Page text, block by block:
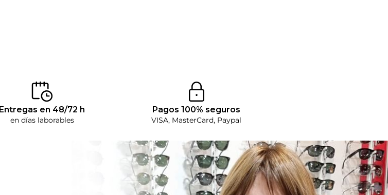
Entregas en 48/72 h
en días laborables
Pagos 100% seguros
VISA, MasterCard, Paypal